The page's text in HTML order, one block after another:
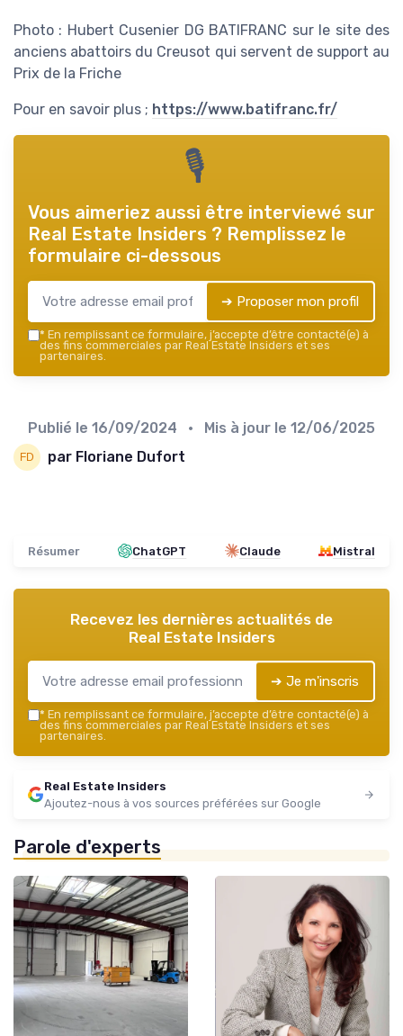
Photo : Hubert Cusenier DG BATIFRANC sur le site des
anciens abattoirs du Creusot qui servent de support au
Prix de la Friche
Pour en savoir plus ; https://www.batifranc.fr/
🎙
Vous aimeriez aussi être interviewé sur
Real Estate Insiders ? Remplissez le
formulaire ci-dessous
➔ Proposer mon profil
* En remplissant ce formulaire, j’accepte d’être contacté(e) à
des fins commerciales par Real Estate Insiders et ses
partenaires.
Publié le 16/09/2024 • Mis à jour le 12/06/2025
par Floriane Dufort
Résumer ChatGPT Claude Mistral
Recevez les dernières actualités de
Real Estate Insiders
➔ Je m'inscris
* En remplissant ce formulaire, j’accepte d’être contacté(e) à
des fins commerciales par Real Estate Insiders et ses
partenaires.
Real Estate Insiders
Ajoutez-nous à vos sources préférées sur Google
Parole d'experts